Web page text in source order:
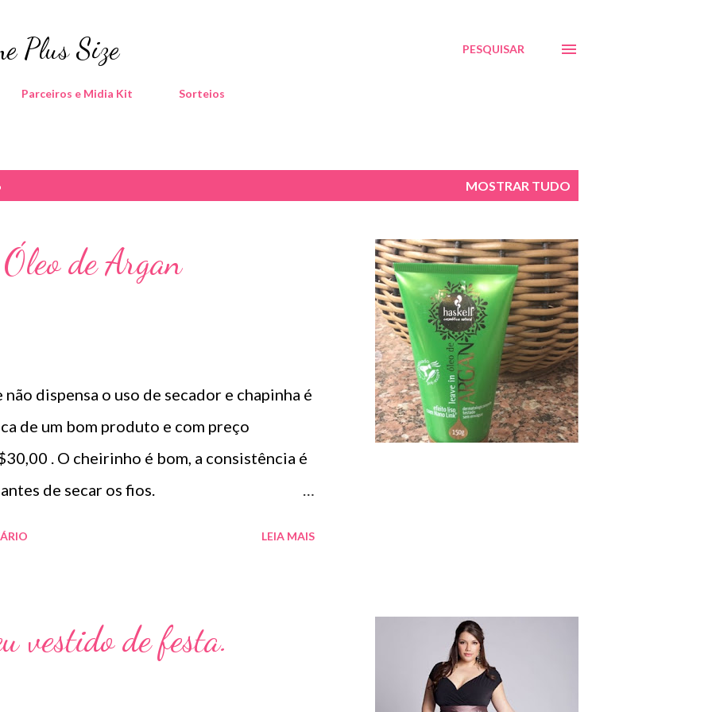
Plus Size PESQUISAR
Parceiros e Midia Kit Sorteios
MOSTRAR TUDO
de Argan
dispensa o uso de secador e chapinha é
de um bom produto e com preço
. O cheirinho é bom, a consistência é
usar antes de secar os fios.
pois repara e fortalece os fios de
prolongando o efeito liso, seja ele por
LEIA MAIS
vestido de festa.